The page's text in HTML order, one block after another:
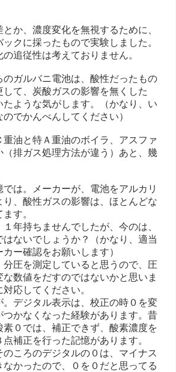
か、濃度変化を無視するために、
クに採ったもので実験しました。
追従性は考えておりません。
のガルバニ電池は、酸性だったもの
して、炭酸ガスの影響を無くした
たような気がします。（かなり、い
でかんべんしてください）
重油と特Ａ重油のボイラ、アスファ
（排ガス処理方法が違う）あと、幾
は。メーカーが、電池をアルカリ
、酸性ガスの影響は、ほとんどな
す。
年持ちませんでしたが、今のは、
はないでしょうか？（かなり、適当
ー確認をお願いします）
分圧を測定していると思うので、圧
数値をだすのではないかと思いま
応してください。
。デジタル表示は、校正の時０を変
つかなくなった経験があります。昔
素０では、補正できず、酸素濃度を
補正を行った記憶があります。
ころのデジタルの０は、マイナス
かったので、０を０だと思ってる